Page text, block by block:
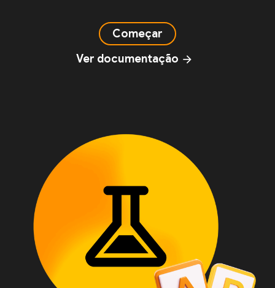
Começar
Ver documentação arrow_forward